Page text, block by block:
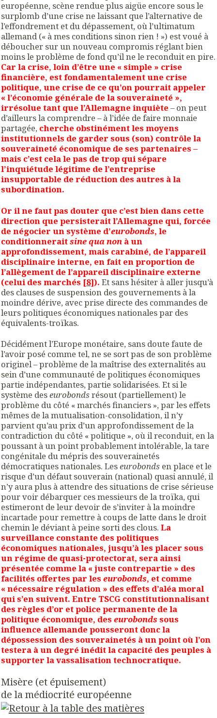
européenne, scène rendue plus aigüe encore sous le
surplomb d’une crise ne laissant que l’alternative de
l’effondrement et du dépassement, où l’ultimatum
allemand (« à mes conditions sinon rien ! ») est voué à
déboucher sur un nouveau compromis réglant bien
moins le problème de fond qu’il ne le reconduit en pire.
Car la crise, loin d’être une « simple » crise
financière, est fondamentalement une crise
politique, une crise de ce qu’on pourrait appeler
« l’économie générale de la souveraineté »,
irrésolue tant que l’Allemagne inquiète – on peut
d’ailleurs la comprendre – à l’idée de faire monnaie
partagée, cherche obstinément les moyens
institutionnels de garder sous (son) contrôle la
souveraineté économique de ses partenaires –
mais c’est cela le pas de trop qui sépare
l’inquiétude légitime de l’entreprise
insupportable de réduction des autres à la
subordination.
Or il ne faut pas douter que c’est bien dans cette
direction que persisterait l’Allemagne qui, forcée
de négocier un système d’eurobonds, le
conditionneraitsine qua non à un
approfondissement, mais carabiné, de l’appareil
disciplinaire interne, en fait en proportion de
l’allègement de l’appareil disciplinaire externe
(celui des marchés [8]). Et sans hésiter à aller jusqu’à
des clauses de suspension des gouvernements à la
moindre dérive, avec prise directe des commandes de
leurs politiques économiques nationales par des
équivalents-troïkas.
Décidément l’Europe monétaire, sans doute faute de
l’avoir posé comme tel, ne se sort pas de son problème
originel – problème de la maîtrise des externalités au
sein d’une communauté de politiques économiques
partie indépendantes, partie solidarisées. Et si le
système deseurobondsrésout (partiellement) le
problème du côté « marchés financiers », par les effets
mêmes de la mutualisation-consolidation, il n’y
parvient qu’au prix d’un approfondissement de la
contradiction du côté « politique », où il reconduit, en la
poussant à un point probablement intolérable, la tare
congénitale du mépris des souverainetés
démocratiques nationales. Leseurobonds en place et le
risque d’un défaut souverain (national) quasi annulé, il
n’y aura plus à attendre des situations de crise sérieuse
pour voir débarquer ces messieurs de la troïka, qui
estimeront de leur devoir de s’inviter à la moindre
incartade pour remettre à coups de latte dans le droit
chemin le déviant à peine sorti des clous. La
surveillance constante des politiques
économiques nationales, jusqu’à les placer sous
un régime de quasi-protectorat, sera ainsi
présentée comme la « juste contrepartie » des
facilités offertes par les eurobonds, et comme
« nécessaire régulation » des effets d’aléa moral
qui s’en suivent. Entre TSCG constitutionnalisant
des règles d’or et police permanente de la
politique économique, des eurobonds sous
influence allemande pousseront donc la
dépossession des souverainetés à un point où l’on
testera à un degré inédit la capacité des peuples à
supporter la vassalisation technocratique.
Misère (et épuisement)
de la médiocrité européenne